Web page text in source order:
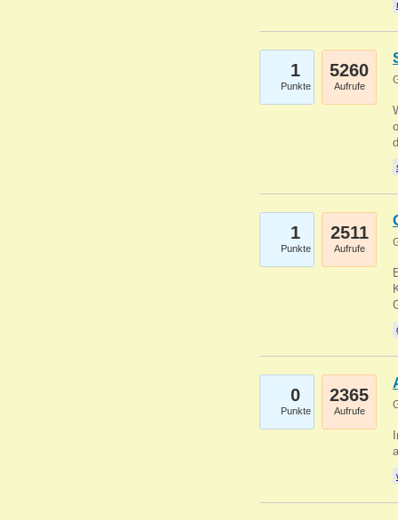
1
Punkte
5260
Aufrufe
1
Punkte
2511
Aufrufe
0
Punkte
2365
Aufrufe